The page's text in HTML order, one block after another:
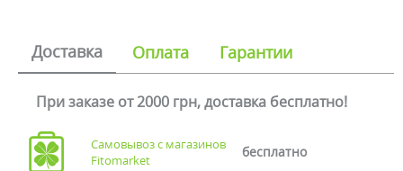
Доставка Оплата Гарантии
При заказе от 2000 грн, доставка бесплатно!
Самовывоз с магазинов
Fitomarket
бесплатно